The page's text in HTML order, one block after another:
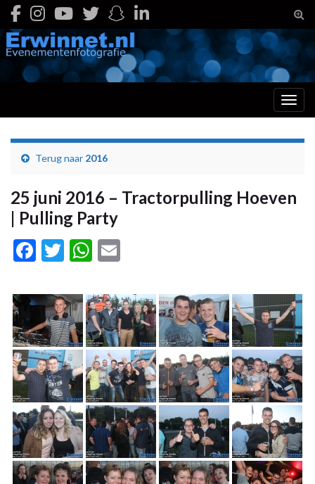
Terug naar 2016
25 juni 2016 – Tractorpulling Hoeven
| Pulling Party
Facebook
TwitterWhatsApp